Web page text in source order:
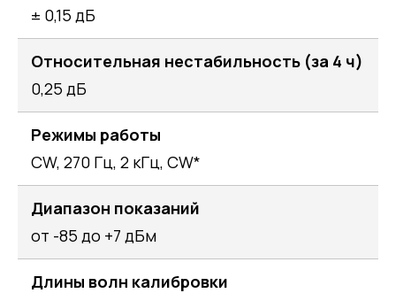
± 0,15 дБ
Относительная нестабильность (за 4 ч)
0,25 дБ
Режимы работы
CW, 270 Гц, 2 кГц, CW*
Диапазон показаний
от -85 до +7 дБм
Длины волн калибровки